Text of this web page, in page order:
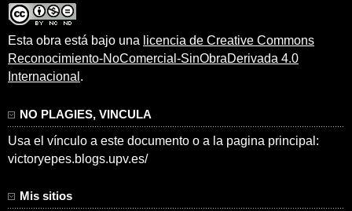
Esta obra está bajo una licencia de Creative Commons
Reconocimiento-NoComercial-SinObraDerivada 4.0
Internacional .
NO PLAGIES, VINCULA
Usa el vínculo a este documento o a la pagina principal:
victoryepes.blogs.upv.es/
Mis sitios